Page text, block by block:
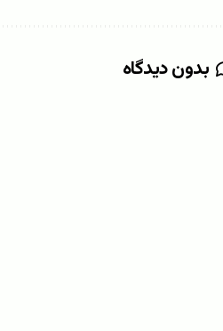
بدون دیدگاه